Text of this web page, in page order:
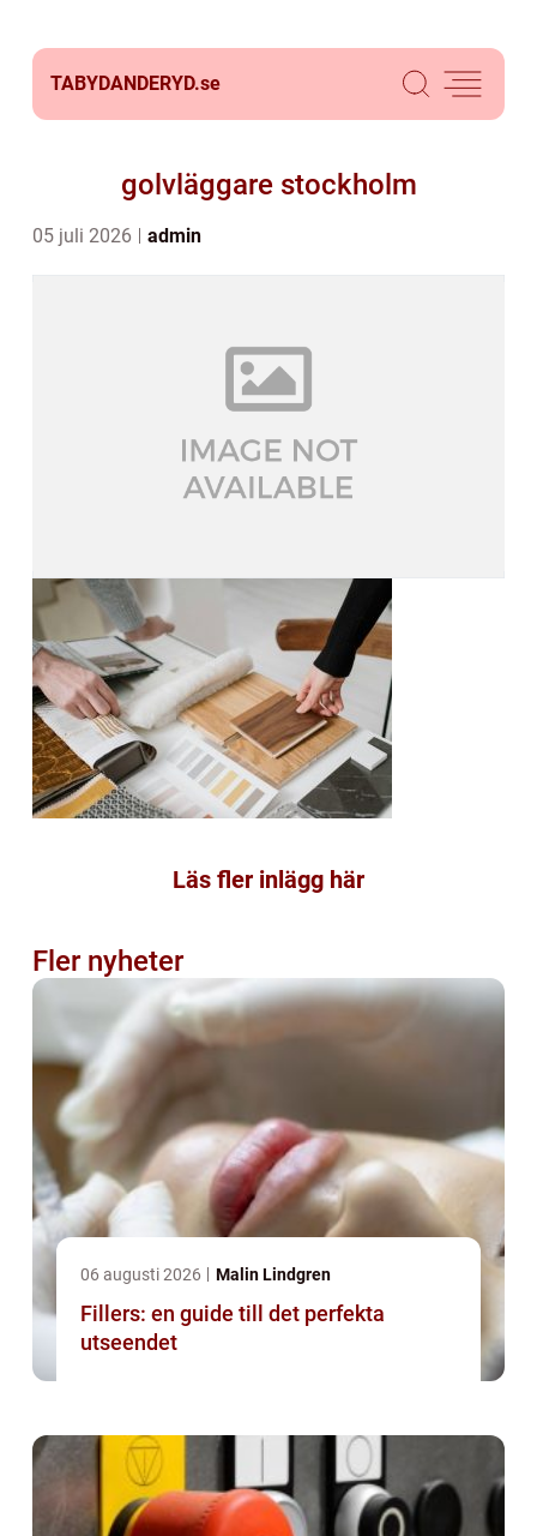
TABYDANDERYD.se
golvläggare stockholm
05 juli 2026 admin
Läs fler inlägg här
Fler nyheter
06 augusti 2026 Malin Lindgren
Fillers: en guide till det perfekta
utseendet